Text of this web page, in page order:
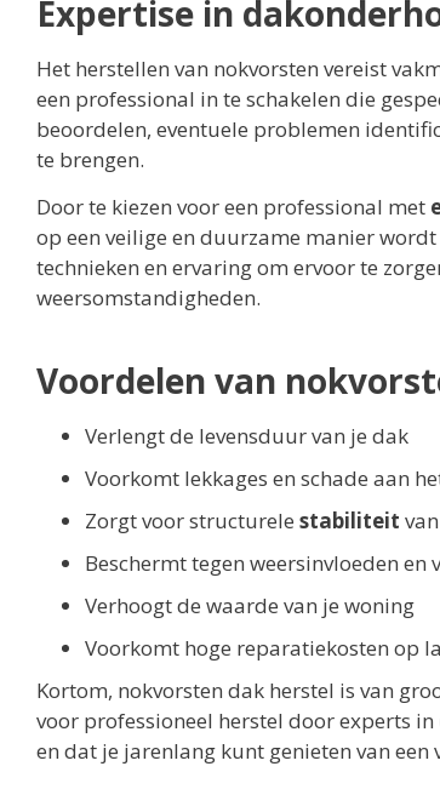
Expertise in
Het herstellen van nokvorsten vereist
een professional in te schakelen die
beoordelen, eventuele problemen
te brengen.
Door te kiezen voor een professional met
op een veilige en duurzame manier
technieken en ervaring om ervoor te
weersomstandigheden.
Voordelen van
Verlengt de levensduur van je dak
Voorkomt lekkages en schade aan
Zorgt voor structurele stabiliteit
Beschermt tegen weersinvloeden en
Verhoogt de waarde van je woning
Voorkomt hoge reparatiekosten op
Kortom, nokvorsten dak herstel is van
voor professioneel herstel door experts in
en dat je jarenlang kunt genieten van